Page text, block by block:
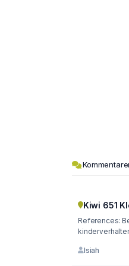
Kiwi 651
References: Beau Casino Bonus ohne Einzahlung
Isiah